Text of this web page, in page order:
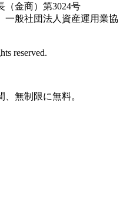
金商）第3024号
一般社団法人資産運用業協
reserved.
無制限に無料。